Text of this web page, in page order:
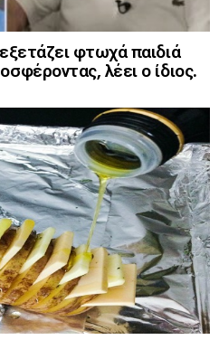
φτωχά παιδιά
λέει ο ίδιος.